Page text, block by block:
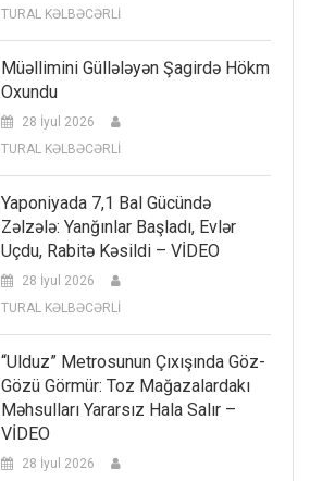
TURAL KƏLBƏCƏRLİ
Müəllimini Güllələyən Şagirdə Hökm
Oxundu
28 İyul 2026
TURAL KƏLBƏCƏRLİ
Yaponiyada 7,1 Bal Gücündə
Zəlzələ: Yanğınlar Başladı, Evlər
Uçdu, Rabitə Kəsildi – VİDEO
28 İyul 2026
TURAL KƏLBƏCƏRLİ
“Ulduz” Metrosunun Çıxışında Göz-
Gözü Görmür: Toz Mağazalardakı
Məhsulları Yararsız Hala Salır –
VİDEO
28 İyul 2026